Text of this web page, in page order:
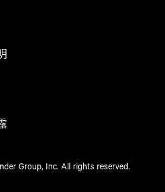
Group, Inc. All rights reserved.